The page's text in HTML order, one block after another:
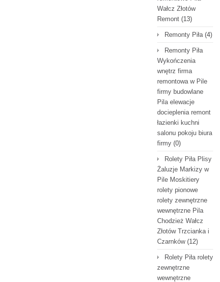
Wałcz Złotów
Remont (13)
Remonty Piła(4)
Remonty Piła
Wykończenia
wnętrz firma
remontowa w Pile
firmy budowlane
Pila elewacje
docieplenia remont
łazienki kuchni
salonu pokoju biura
firmy (0)
Rolety Piła Plisy
Żaluzje Markizy w
Pile Moskitiery
rolety pionowe
rolety zewnętrzne
wewnętrzne Pila
Chodzież Wałcz
Złotów Trzcianka i
Czarnków(12)
Rolety Piła rolety
zewnętrzne
wewnętrzne